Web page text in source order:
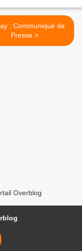
: Communiqué de
Presse >
Overblog